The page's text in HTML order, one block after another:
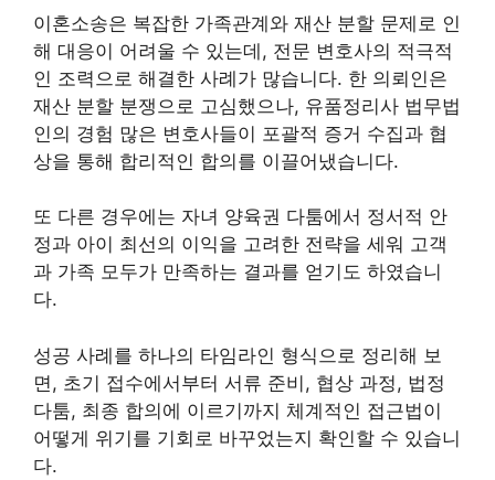
이혼소송은 복잡한 가족관계와 재산 분할 문제로 인
해 대응이 어려울 수 있는데, 전문 변호사의 적극적
인 조력으로 해결한 사례가 많습니다. 한 의뢰인은
재산 분할 분쟁으로 고심했으나, 유품정리사 법무법
인의 경험 많은 변호사들이 포괄적 증거 수집과 협
상을 통해 합리적인 합의를 이끌어냈습니다.
또 다른 경우에는 자녀 양육권 다툼에서 정서적 안
정과 아이 최선의 이익을 고려한 전략을 세워 고객
과 가족 모두가 만족하는 결과를 얻기도 하였습니
다.
성공 사례를 하나의 타임라인 형식으로 정리해 보
면, 초기 접수에서부터 서류 준비, 협상 과정, 법정
다툼, 최종 합의에 이르기까지 체계적인 접근법이
어떻게 위기를 기회로 바꾸었는지 확인할 수 있습니
다.